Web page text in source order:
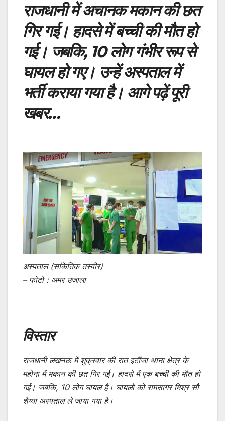
राजधानी में अचानक मकान की छत
गिर गई। हादसे में बच्ची की मौत हो
गई। जबकि, 10 लोग गंभीर रूप से
घायल हो गए। उन्हें अस्पताल में
भर्ती कराया गया है। आगे पढ़ें पूरी
खबर…
अस्पताल (सांकेतिक तस्वीर)
– फोटो : अमर उजाला
विस्तार
राजधानी लखनऊ में शुक्रवार की रात इटौंजा थाना क्षेत्र के
महोना में मकान की छत गिर गई। हादसे में एक बच्ची की मौत हो
गई। जबकि, 10 लोग घायल हैं। घायलों को रामसागर मिश्र सौ
शैय्या अस्पताल ले जाया गया है।